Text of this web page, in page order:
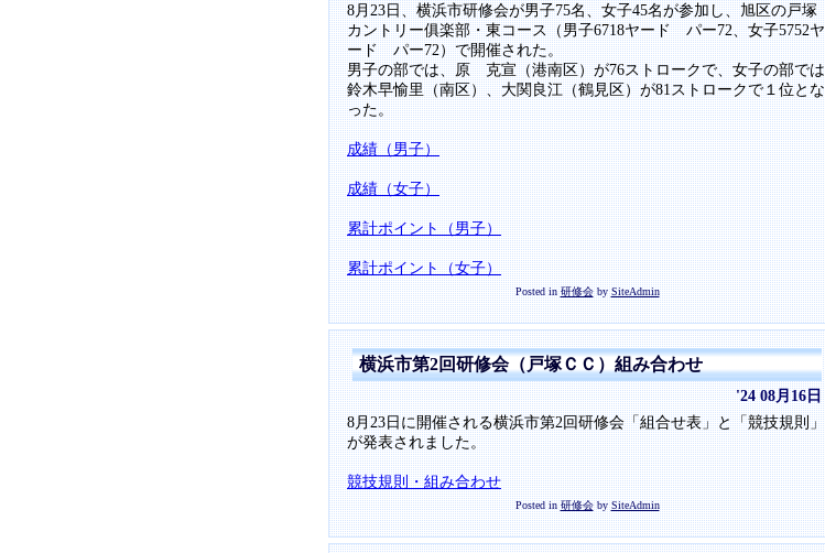
8月23日、横浜市研修会が男子75名、女子45名が参加し、旭区の戸塚
カントリー俱楽部・東コース（男子6718ヤード パー72、女子5752ヤ
ード パー72）で開催された。
男子の部では、原 克宣（港南区）が76ストロークで、女子の部では
鈴木早愉里（南区）、大関良江（鶴見区）が81ストロークで１位とな
った。
成績（男子）
成績（女子）
累計ポイント（男子）
累計ポイント（女子）
Posted in研修会bySiteAdmin
横浜市第2回研修会（戸塚ＣＣ）組み合わせ
'24 08月16日
8月23日に開催される横浜市第2回研修会「組合せ表」と「競技規則」
が発表されました。
競技規則・組み合わせ
Posted in研修会bySiteAdmin